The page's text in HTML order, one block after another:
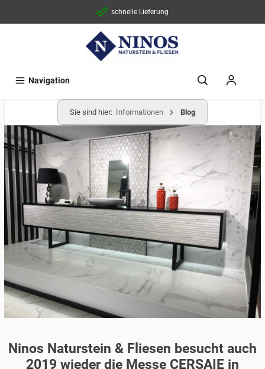
schnelle Lieferung
Navigation
Sie sind hier: Informationen Blog
Ninos Naturstein & Fliesen besucht auch
2019 wieder die Messe CERSAIE in